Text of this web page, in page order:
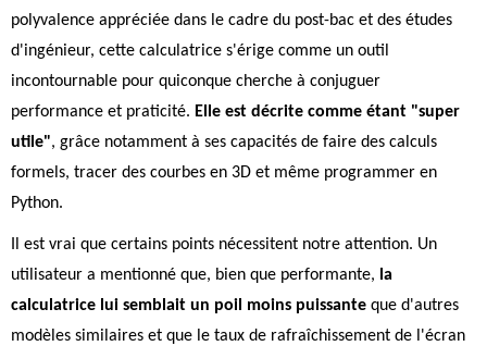
polyvalence appréciée dans le cadre du post-bac et des études
d'ingénieur, cette calculatrice s'érige comme un outil
incontournable pour quiconque cherche à conjuguer
performance et praticité. Elle est décrite comme étant "super
utile", grâce notamment à ses capacités de faire des calculs
formels, tracer des courbes en 3D et même programmer en
Python.
Il est vrai que certains points nécessitent notre attention. Un
utilisateur a mentionné que, bien que performante, la
calculatrice lui semblait un poil moins puissante que d'autres
modèles similaires et que le taux de rafraîchissement de l'écran